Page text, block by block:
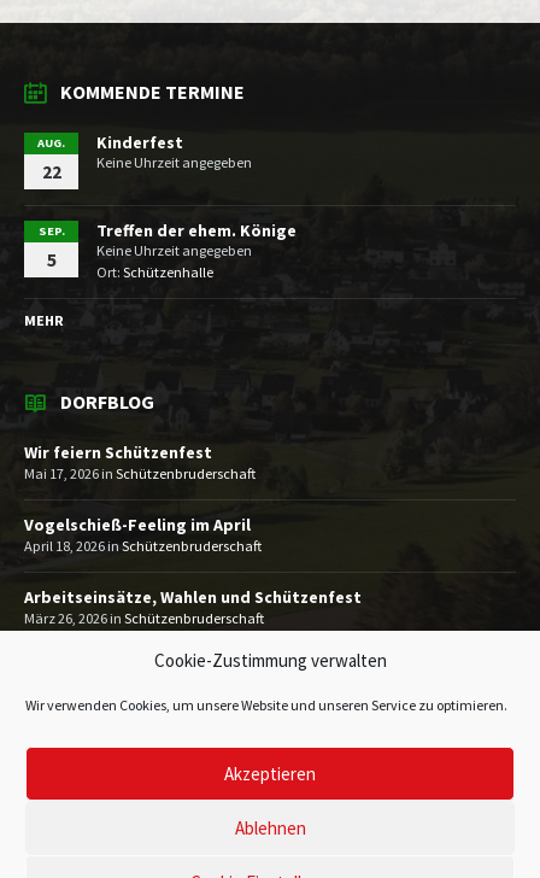
Cookie-Zustimmung verwalten
Wir verwenden Cookies, um unsere Website und unseren Service zu optimieren.
Akzeptieren
Ablehnen
KOMMENDE TERMINE
AUG.
22
Kinderfest
Keine Uhrzeit angegeben
SEP.
5
Treffen der ehem. Könige
Keine Uhrzeit angegeben
Ort: Schützenhalle
MEHR
DORFBLOG
Wir feiern Schützenfest
Mai 17, 2026 in Schützenbruderschaft
Vogelschieß-Feeling im April
April 18, 2026in Schützenbruderschaft
Arbeitseinsätze, Wahlen und Schützenfest
März 26, 2026 in Schützenbruderschaft
Datenschutzerklärung